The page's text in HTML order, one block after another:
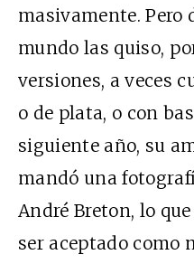
masivamente. Pero
mundo las quiso,
versiones, a veces
o de plata, o con
siguiente año, su
mandó una
André Breton, lo
ser aceptado como